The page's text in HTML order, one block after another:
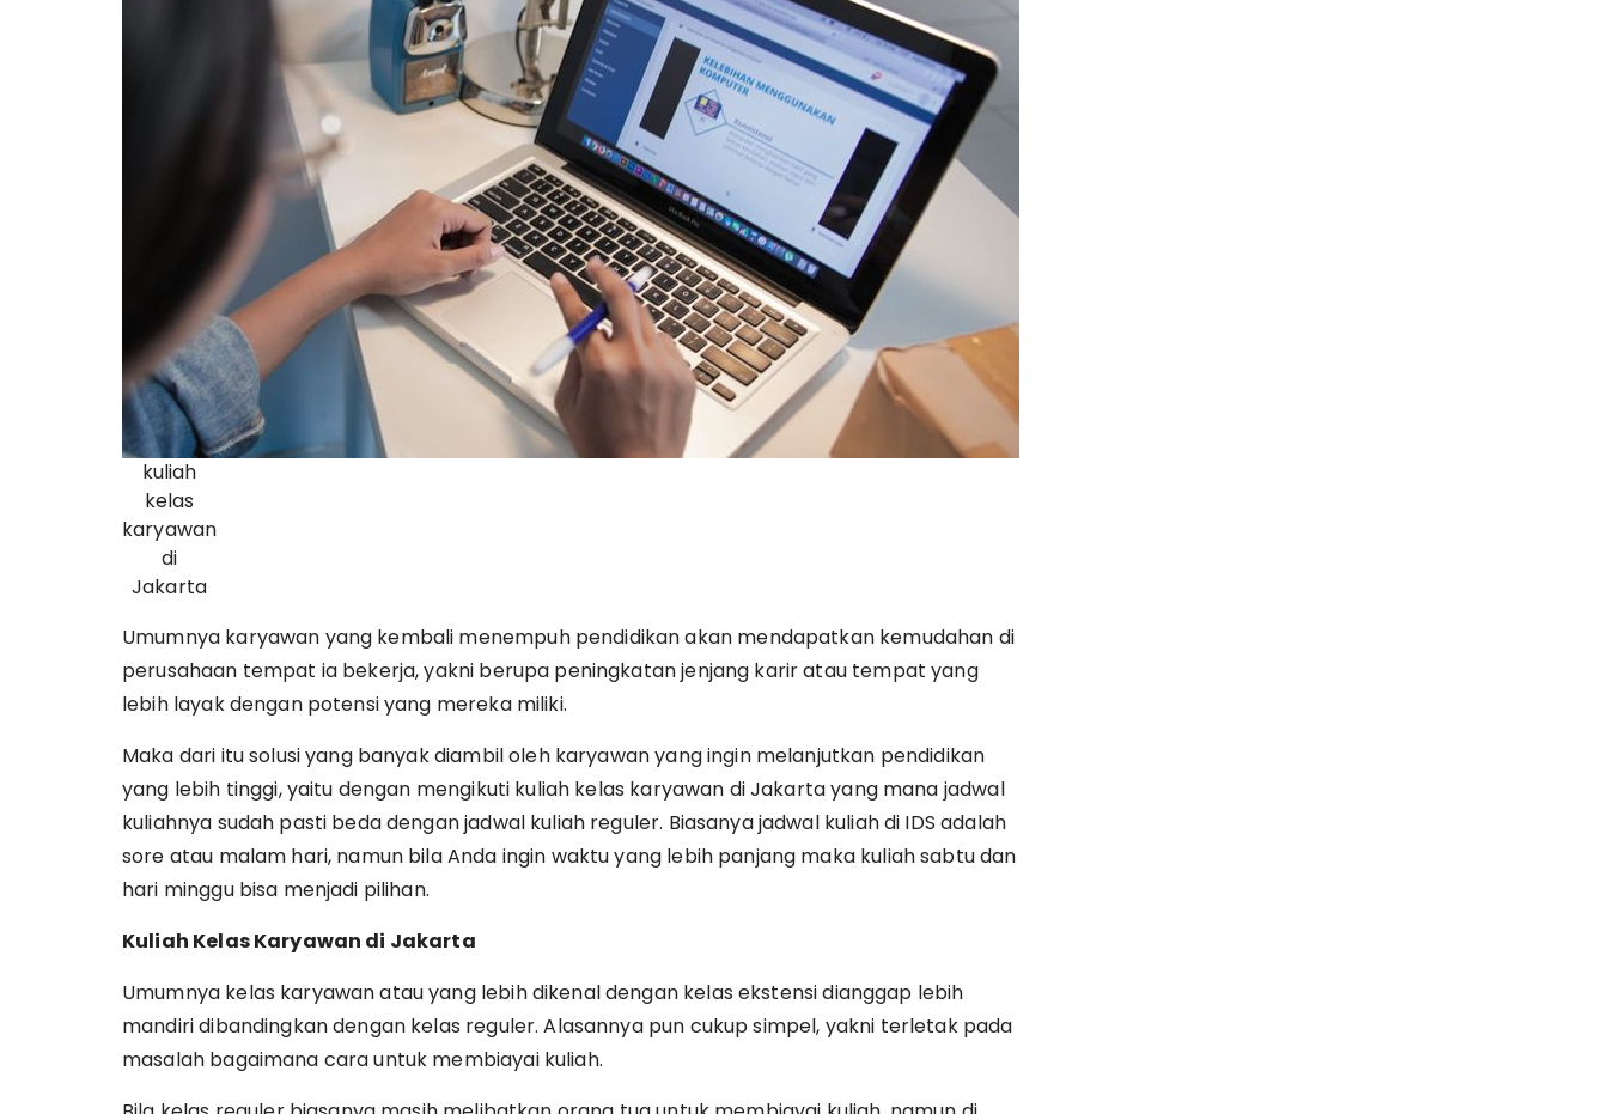
kuliah
kelas
karyawan
di
Jakarta
Umumnya karyawan yang kembali menempuh pendidikan akan mendapatkan kemudahan di
perusahaan tempat ia bekerja, yakni berupa peningkatan jenjang karir atau tempat yang
lebih layak dengan potensi yang mereka miliki.
Maka dari itu solusi yang banyak diambil oleh karyawan yang ingin melanjutkan pendidikan
yang lebih tinggi, yaitu dengan mengikuti kuliah kelas karyawan di Jakarta yang mana jadwal
kuliahnya sudah pasti beda dengan jadwal kuliah reguler. Biasanya jadwal kuliah di IDS adalah
sore atau malam hari, namun bila Anda ingin waktu yang lebih panjang maka kuliah sabtu dan
hari minggu bisa menjadi pilihan.
Kuliah Kelas Karyawan di Jakarta
Umumnya kelas karyawan atau yang lebih dikenal dengan kelas ekstensi dianggap lebih
mandiri dibandingkan dengan kelas reguler. Alasannya pun cukup simpel, yakni terletak pada
masalah bagaimana cara untuk membiayai kuliah.